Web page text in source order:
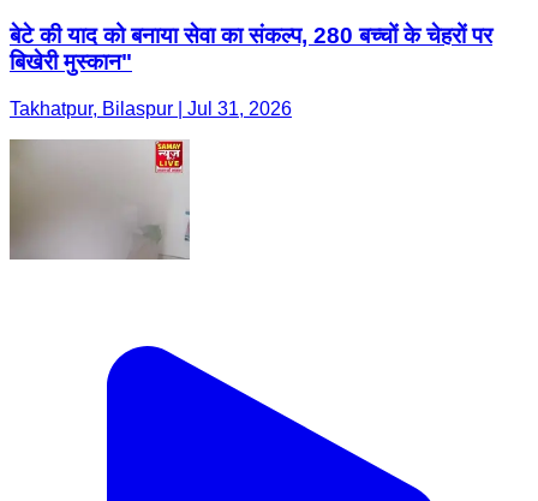
बेटे की याद को बनाया सेवा का संकल्प, 280 बच्चों के चेहरों पर
बिखेरी मुस्कान"
Takhatpur, Bilaspur | Jul 31, 2026